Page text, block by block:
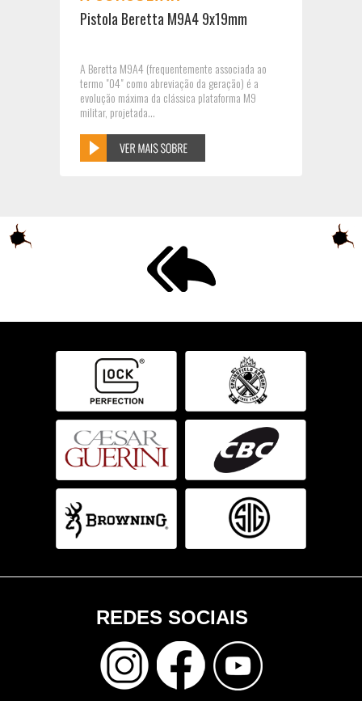
Pistola Beretta M9A4 9x19mm
A Beretta M9A4 (frequentemente associada ao
termo "04" como abreviação da geração) é a
evolução máxima da clássica plataforma M9
militar, projetada...
REDES SOCIAIS